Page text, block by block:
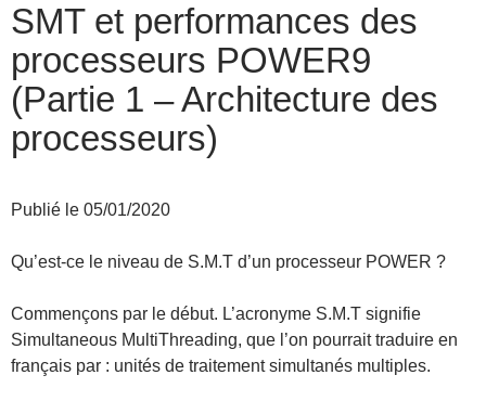
SMT et performances des
processeurs POWER9
(Partie 1 – Architecture des
processeurs)
Publié le 05/01/2020
Qu’est-ce le niveau de S.M.T d’un processeur POWER ?
Commençons par le début. L’acronyme S.M.T signifie
Simultaneous MultiThreading, que l’on pourrait traduire en
français par : unités de traitement simultanés multiples.